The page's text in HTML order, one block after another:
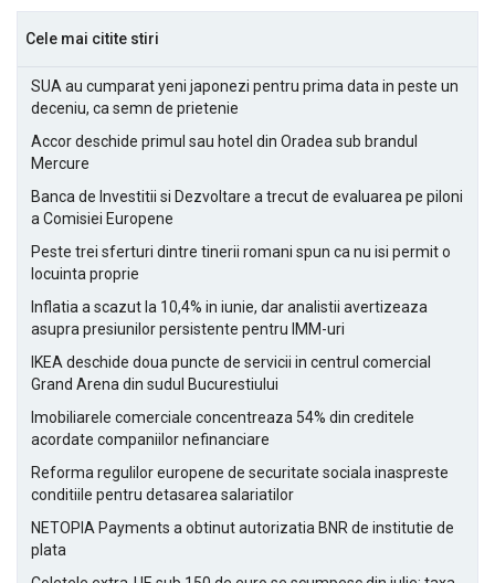
Cele mai citite stiri
SUA au cumparat yeni japonezi pentru prima data in peste un
deceniu, ca semn de prietenie
Accor deschide primul sau hotel din Oradea sub brandul
Mercure
Banca de Investitii si Dezvoltare a trecut de evaluarea pe piloni
a Comisiei Europene
Peste trei sferturi dintre tinerii romani spun ca nu isi permit o
locuinta proprie
Inflatia a scazut la 10,4% in iunie, dar analistii avertizeaza
asupra presiunilor persistente pentru IMM-uri
IKEA deschide doua puncte de servicii in centrul comercial
Grand Arena din sudul Bucurestiului
Imobiliarele comerciale concentreaza 54% din creditele
acordate companiilor nefinanciare
Reforma regulilor europene de securitate sociala inaspreste
conditiile pentru detasarea salariatilor
NETOPIA Payments a obtinut autorizatia BNR de institutie de
plata